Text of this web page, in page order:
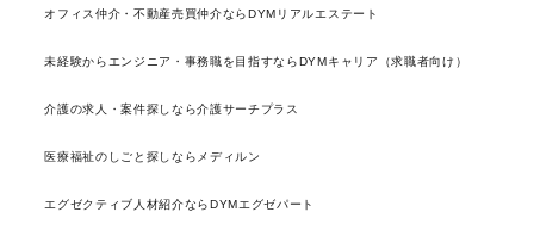
オフィス仲介・不動産売買仲介ならDYMリアルエステート
未経験からエンジニア・事務職を目指すならDYMキャリア（求職者向け）
介護の求人・案件探しなら介護サーチプラス
医療福祉のしごと探しならメディルン
エグゼクティブ人材紹介ならDYMエグゼパート